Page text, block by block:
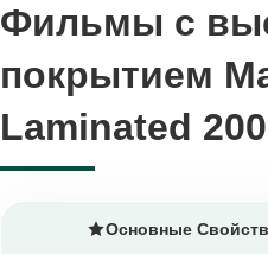
Фильмы с
покрытием
Laminated
Фильмы с
покрытием
Laminated
Основные